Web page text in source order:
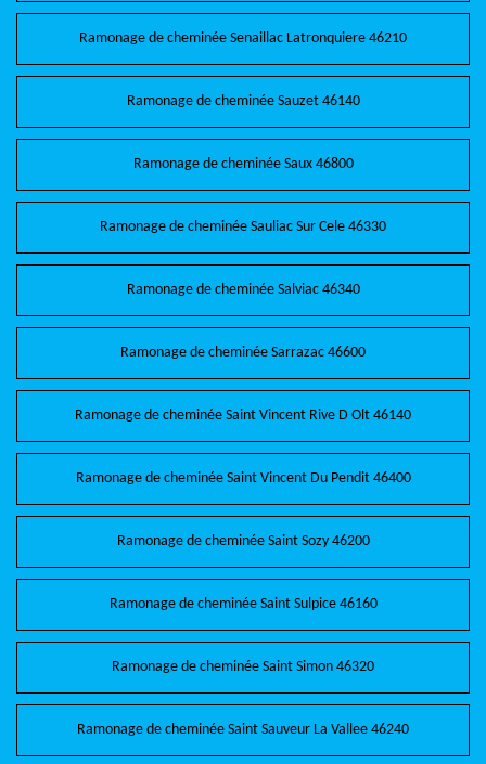
Ramonage de cheminée Senaillac Latronquiere 46210
Ramonage de cheminée Sauzet 46140
Ramonage de cheminée Saux 46800
Ramonage de cheminée Sauliac Sur Cele 46330
Ramonage de cheminée Salviac 46340
Ramonage de cheminée Sarrazac 46600
Ramonage de cheminée Saint Vincent Rive D Olt 46140
Ramonage de cheminée Saint Vincent Du Pendit 46400
Ramonage de cheminée Saint Sozy 46200
Ramonage de cheminée Saint Sulpice 46160
Ramonage de cheminée Saint Simon 46320
Ramonage de cheminée Saint Sauveur La Vallee 46240